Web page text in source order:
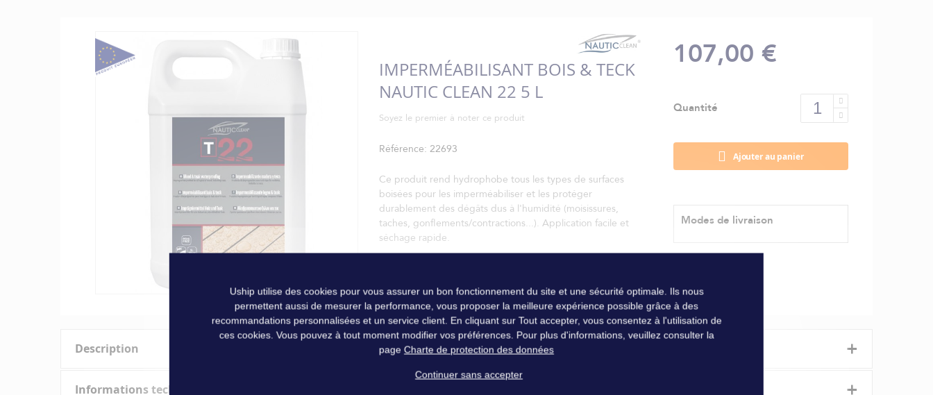
Skip
to
the
beginning
IMPERMÉABILISANT BOIS & TECK
NAUTIC CLEAN 22 5 L
Soyez le premier à noter ce produit
Référence 22693
Ce produit rend hydrophobe tous les types de surfaces
boisées pour les imperméabiliser et les protéger
durablement des dégâts dus à l'humidité (moisissures,
taches, gonflements/contractions...). Application facile et
séchage rapide.
107,00 €
Quantité
Ajouter au panier
Modes de livraison
Description +
Ce produit rend hydrophobe tous les types de surfaces boisées pour les imperméabiliser et les protéger durablement des dégâts dus à l'humidité (moisissures, taches,
Informations techniques +
Uship utilise des cookies pour vous assurer un bon fonctionnement du site et une sécurité optimale. Ils nous
permettent aussi de mesurer la performance, vous proposer la meilleure expérience possible grâce à des
recommandations personnalisées et un service client. En cliquant sur Tout accepter, vous consentez à l'utilisation de
ces cookies. Vous pouvez à tout moment modifier vos préférences. Pour plus d'informations, veuillez consulter la
page Charte de protection des données
Continuer sans accepter